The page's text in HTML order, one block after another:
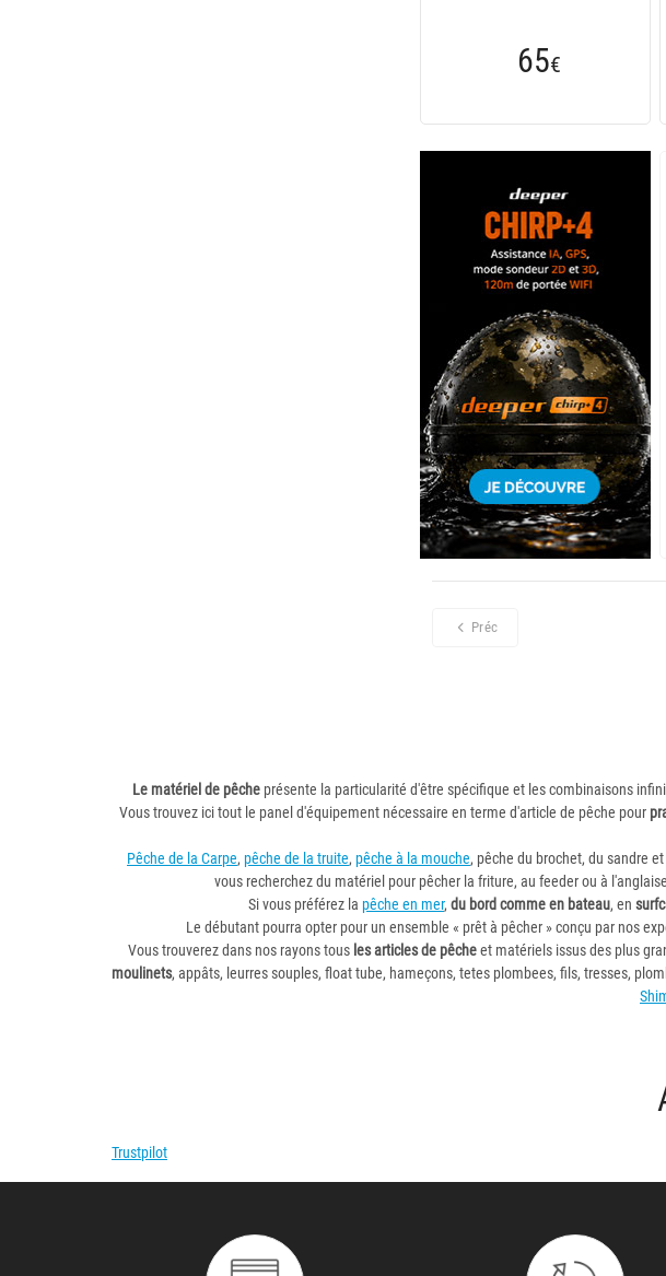
65€
Préc
Le matériel de pêcheprésente la particularité d'être spécifique et les combinaisons
Vous trouvez ici tout le panel d'équipement nécessaire en terme d'article de pêche pour
Pêche de la Carpe, pêche de la truite, pêche à la mouche, pêche du brochet, du sandre
vous recherchez du matériel pour pêcher la friture, au feeder ou à
Si vous préférez la pêche en mer, du bord comme en bateau, en
Le débutant pourra opter pour un ensemble « prêt à pêcher » conçu par nos
Vous trouverez dans nos rayons tous les articles de pêcheet matériels issus des plus
moulinets, appâts, leurres souples, float tube, hameçons, tetes plombees, fils, tresses,
Trustpilot